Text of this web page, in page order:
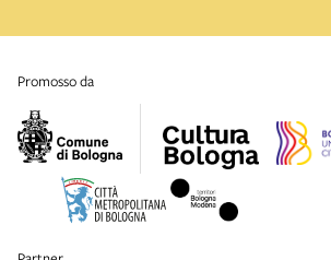
promosso da